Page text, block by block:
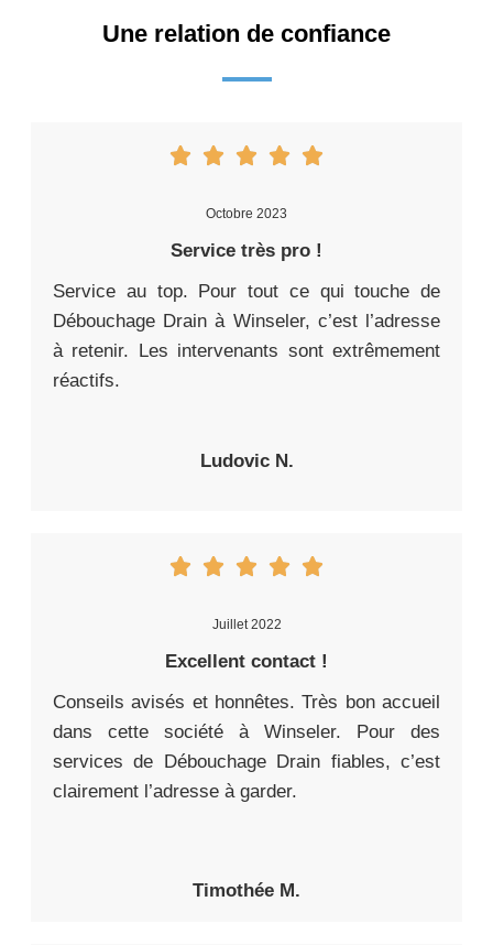
Une relation de confiance
Octobre 2023
Service très pro !
Service au top. Pour tout ce qui touche de
Débouchage Drain à Winseler, c’est l’adresse
à retenir. Les intervenants sont extrêmement
réactifs.
Ludovic N.
Juillet 2022
Excellent contact !
Conseils avisés et honnêtes. Très bon accueil
dans cette société à Winseler. Pour des
services de Débouchage Drain fiables, c’est
clairement l’adresse à garder.
Timothée M.